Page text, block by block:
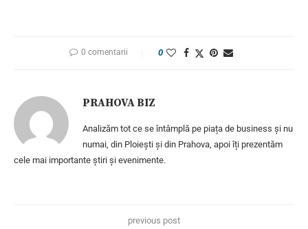
0 comentarii 0
PRAHOVA BIZ
Analizăm tot ce se întâmplă pe piața de business și nu
numai, din Ploiești și din Prahova, apoi îți prezentăm
cele mai importante știri și evenimente.
previous post